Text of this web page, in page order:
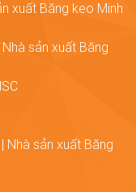
xuất Băng keo Minh
sản xuất Băng
Nhà sản xuất Băng